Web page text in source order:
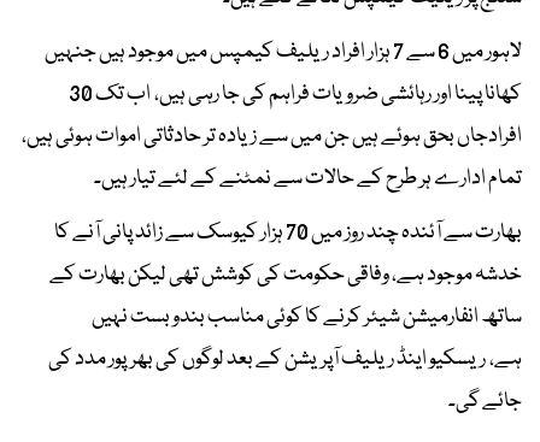
لاہور میں 6 سے 7 ہزار افراد ریلیف کیمپس میں موجود ہیں جنہیں
کھانا پینا اور رہائشی ضرویات فراہم کی جا رہی ہیں، اب تک 30
افرادجاں بحق ہوئے ہیں جن میں سے زیادہ تر حادثاتی اموات ہوئی ہیں،
تمام ادارے ہر طرح کے حالات سے نمٹنے کے لئے تیار ہیں۔
بھارت سے آئندہ چند روز میں 70 ہزار کیوسک سے زائد پانی آنے کا
خدشہ موجود ہے، وفاقی حکومت کی کوشش تھی لیکن بھارت کے
ساتھ انفارمیشن شیئر کرنے کا کوئی مناسب بندوبست نہیں
ہے، ریسکیو اینڈ ریلیف آپریشن کے بعد لوگوں کی بھرپور مدد کی
جائے گی۔